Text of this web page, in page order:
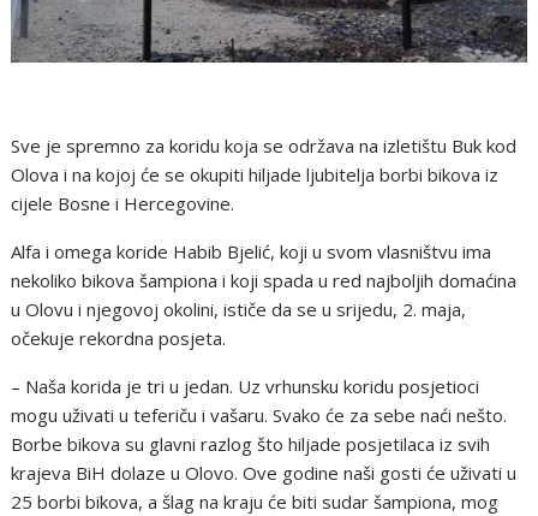
Sve je spremno za koridu koja se održava na izletištu Buk kod
Olova i na kojoj će se okupiti hiljade ljubitelja borbi bikova iz
cijele Bosne i Hercegovine.
Alfa i omega koride Habib Bjelić, koji u svom vlasništvu ima
nekoliko bikova šampiona i koji spada u red najboljih domaćina
u Olovu i njegovoj okolini, ističe da se u srijedu, 2. maja,
očekuje rekordna posjeta.
– Naša korida je tri u jedan. Uz vrhunsku koridu posjetioci
mogu uživati u teferiču i vašaru. Svako će za sebe naći nešto.
Borbe bikova su glavni razlog što hiljade posjetilaca iz svih
krajeva BiH dolaze u Olovo. Ove godine naši gosti će uživati u
25 borbi bikova, a šlag na kraju će biti sudar šampiona, mog